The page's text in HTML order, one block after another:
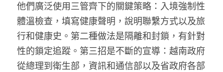
他們廣泛使用三管齊下的關鍵策略：入境強制性
體溫檢查，填寫健康聲明，說明聯繫方式以及旅
行和健康史。第二種做法是隔離和封鎖，有針對
性的鎖定追蹤。第三招是不斷的宣導：越南政府
從總理到衛生部，資訊和通信部以及省政府各部